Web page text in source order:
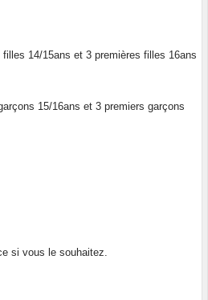
14/15ans et 3 premières filles 16ans
15/16ans et 3 premiers garçons
si vous le souhaitez.